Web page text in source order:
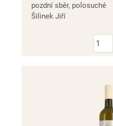
pozdní sběr, polosuché
Šilinek Jiří
Počet